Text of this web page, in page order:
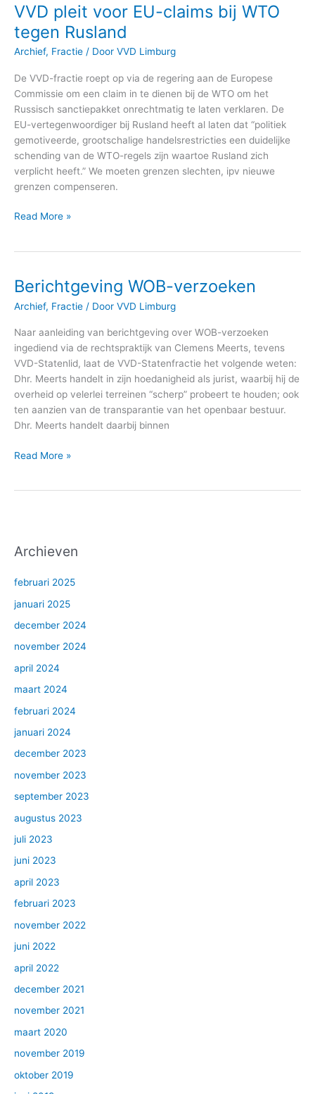
VVD pleit voor EU-claims bij WTO
tegen Rusland
Archief, Fractie / Door VVD Limburg
De VVD-fractie roept op via de regering aan de Europese
Commissie om een claim in te dienen bij de WTO om het
Russisch sanctiepakket onrechtmatig te laten verklaren. De
EU-vertegenwoordiger bij Rusland heeft al laten dat “politiek
gemotiveerde, grootschalige handelsrestricties een duidelijke
schending van de WTO-regels zijn waartoe Rusland zich
verplicht heeft.” We moeten grenzen slechten, ipv nieuwe
grenzen compenseren.
VVD
voor
EU-
Read More »
Berichtgeving WOB-verzoeken
Archief, Fractie / Door VVD Limburg
Naar aanleiding van berichtgeving over WOB-verzoeken
ingediend via de rechtspraktijk van Clemens Meerts, tevens
VVD-Statenlid, laat de VVD-Statenfractie het volgende weten:
Dhr. Meerts handelt in zijn hoedanigheid als jurist, waarbij hij de
overheid op velerlei terreinen “scherp” probeert te houden; ook
ten aanzien van de transparantie van het openbaar bestuur.
Dhr. Meerts handelt daarbij binnen
Berichtgeving
verzoeken
Read More »
Archieven
februari 2025
januari 2025
december 2024
november 2024
april 2024
maart 2024
februari 2024
januari 2024
december 2023
november 2023
september 2023
augustus 2023
juli 2023
juni 2023
april 2023
februari 2023
november 2022
juni 2022
april 2022
december 2021
november 2021
maart 2020
november 2019
oktober 2019